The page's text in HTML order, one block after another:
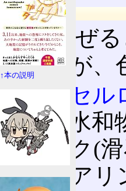
添加物
酒に混ぜ
り。(*が、
結晶
セル
乳糖 水和
タルク(
ステアリ
↑本の説明